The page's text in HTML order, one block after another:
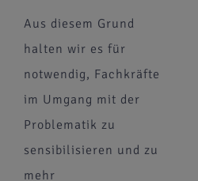
Aus diesem Grund
halten wir es für
notwendig, Fachkräfte
im Umgang mit der
Problematik zu
sensibilisieren und zu
mehr